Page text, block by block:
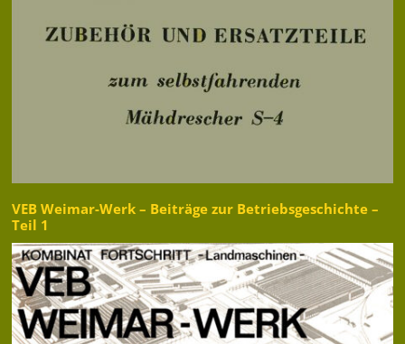
VEB Weimar-Werk – Beiträge zur Betriebsgeschichte –
Teil 1